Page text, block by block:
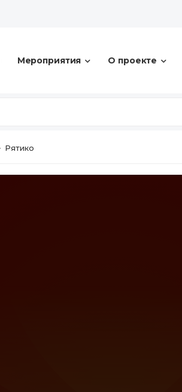
Мероприятия О проекте
Рятико